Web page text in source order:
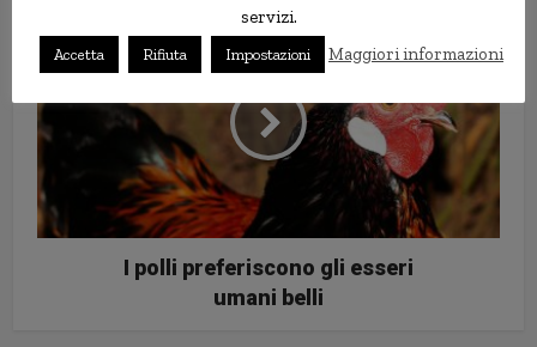
I polli preferiscono gli esseri
umani belli
servizi.
Accetta Rifiuta Impostazioni Maggiori informazioni